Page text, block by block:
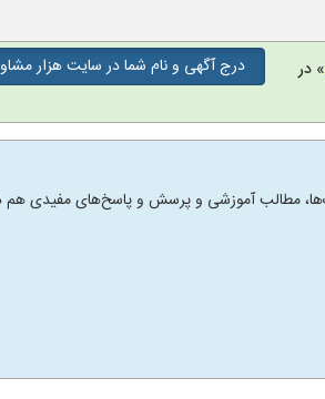
در
درج آگهی و نام شما در سایت هزار
مطالب آموزشی و پرسش و پاسخ‌های مفیدی هم